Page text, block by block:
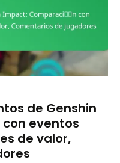
de Genshin
eventos
de valor,